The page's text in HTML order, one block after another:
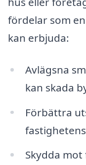
fördelar som
kan erbjuda:
Avlägsna
kan skada
Förbättra
Skydda